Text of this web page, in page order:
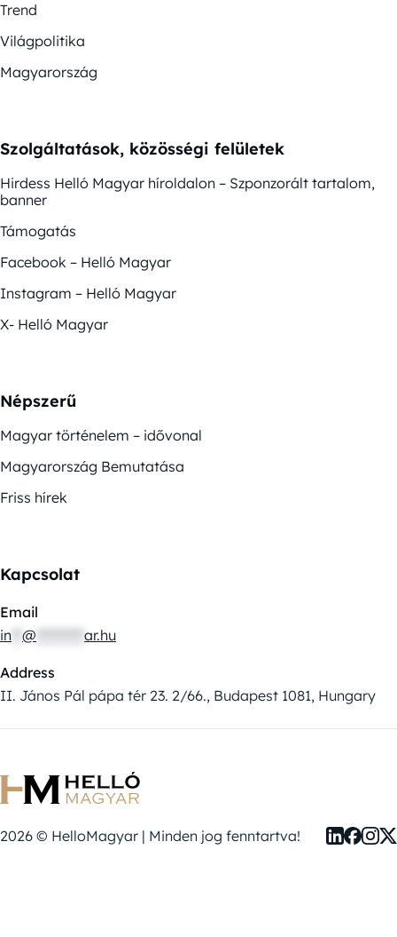
Trend
Világpolitika
Magyarország
Szolgáltatások, közösségi felületek
Hirdess Helló Magyar híroldalon – Szponzorált tartalom,
banner
Támogatás
Facebook – Helló Magyar
Instagram – Helló Magyar
X- Helló Magyar
Népszerű
Magyar történelem – idővonal
Magyarország Bemutatása
Friss hírek
Kapcsolat
Email
in @ ar.hu
Address
II. János Pál pápa tér 23. 2/66., Budapest 1081, Hungary
2026 © HelloMagyar | Minden jog fenntartva!